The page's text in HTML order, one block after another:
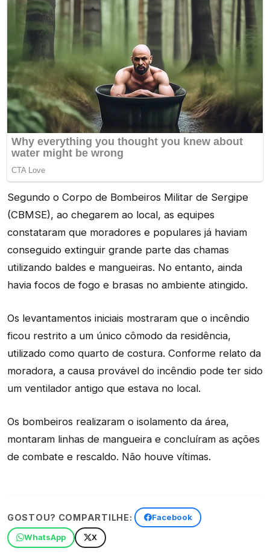
Segundo o Corpo de Bombeiros Militar de Sergipe
(CBMSE), ao chegarem ao local, as equipes
constataram que moradores e populares já haviam
conseguido extinguir grande parte das chamas
utilizando baldes e mangueiras. No entanto, ainda
havia focos de fogo e brasas no ambiente atingido.
Os levantamentos iniciais mostraram que o incêndio
ficou restrito a um único cômodo da residência,
utilizado como quarto de costura. Conforme relato da
moradora, a causa provável do incêndio pode ter sido
um ventilador antigo que estava no local.
Os bombeiros realizaram o isolamento da área,
montaram linhas de mangueira e concluíram as ações
de combate e rescaldo. Não houve vítimas.
GOSTOU? COMPARTILHE: Facebook
WhatsApp X